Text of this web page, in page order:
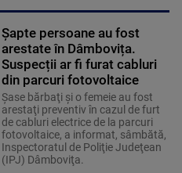
Șapte persoane au fost
arestate în Dâmbovița.
Suspecții ar fi furat cabluri
din parcuri fotovoltaice
Şase bărbaţi şi o femeie au fost
arestaţi preventiv în cazul de furt
de cabluri electrice de la parcuri
fotovoltaice, a informat, sâmbătă,
Inspectoratul de Poliţie Judeţean
(IPJ) Dâmboviţa.